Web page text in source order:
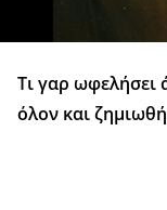
Τι γαρ
όλον και